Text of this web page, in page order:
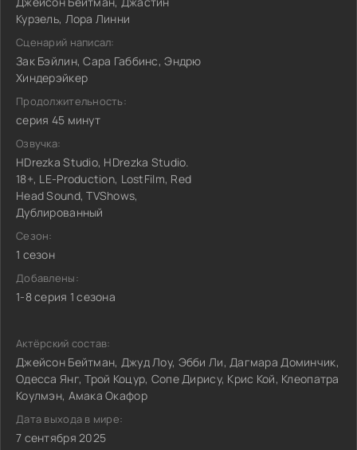
Курзель, Лора Линни
Сценарий написал:
Зак Бэйлин, Сара Габбинс, Эндрю
Хиндерэйкер
Продолжительность:
серия 45 минут
Озвучка:
HDrezka Studio, HDrezka Studio.
18+, LE-Production, LostFilm, Red
Head Sound, TVShows,
Дублированный
Сезон:
1 сезон
Добавлены:
1-8 серия 1 сезона
Актёрский состав:
Джейсон Бейтман, Джуд Лоу, Эбби Ли, Дагмара Доминчик,
Одесса Янг, Трой Коцур, Сопе Дирису, Крис Кой, Клеопатра
Коулмэн, Амака Окафор
Дата выхода в мире:
7 сентября 2025